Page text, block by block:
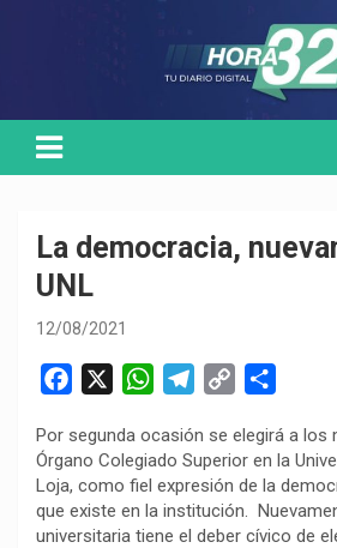
La democracia,
UNL
12/08/2021
c
e
b
o
W
a
t
s
A
l
e
g
r
p
y
L
i
m
p
a
r
Por segunda ocasión se elegirá a los
Órgano Colegiado Superior en la
Loja, como fiel expresión de la
que existe en la institución.
universitaria tiene el deber cívico de